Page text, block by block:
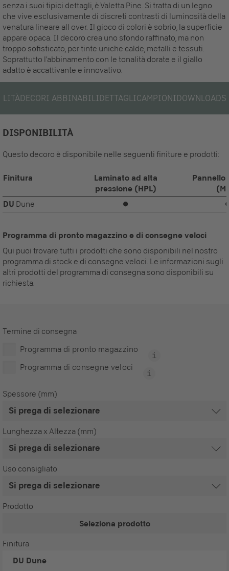
senza i suoi tipici dettagli, è Valetta Pine. Si tratta di un legno
che vive esclusivamente di discreti contrasti di luminosità della
venatura lineare all over. Il gioco di colori è sobrio, la superficie
appare opaca. Il decoro crea uno sfondo raffinato, ma non
troppo sofisticato, per tinte uniche calde, metalli e tessuti.
Soprattutto l’abbinamento con le tonalità dorate e il giallo
adatto è accattivante e innovativo.
DECORI ABBINABILIDETTAGLICAMPIONIDOWNLOADS
DISPONIBILITÀ
Questo decoro è disponibile nelle seguenti finiture e prodotti:
Finitura
Laminato ad alta
pressione (HPL)
Pannello
DU Dune ⏺
Programma di pronto magazzino e di consegne veloci
Qui puoi trovare tutti i prodotti che sono disponibili nel nostro
programma di stock e di consegne veloci. Le informazioni sugli
altri prodotti del programma di consegna sono disponibili su
richiesta.
Termine di consegna
Programma di pronto magazzino
Programma di consegne veloci
Spessore (mm)
Lunghezza x Altezza (mm)
Uso consigliato
Prodotto
Seleziona prodotto
Finitura
DU Dune